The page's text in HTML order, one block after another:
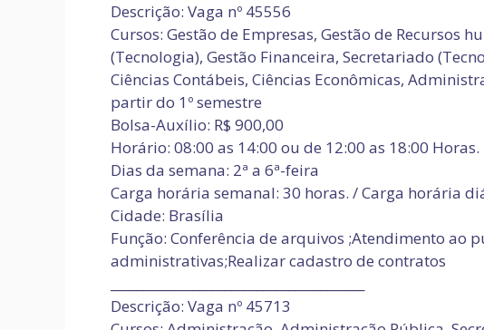
Descrição: Vaga nº 45556
Cursos: Gestão de Empresas, Gestão de Recursos
(Tecnologia), Gestão Financeira, Secretariado
Ciências Contábeis, Ciências Econômicas,
partir do 1º semestre
Bolsa-Auxílio: R$ 900,00
Horário: 08:00 as 14:00 ou de 12:00 as 18:00 Horas.
Dias da semana: 2ª a 6ª-feira
Carga horária semanal: 30 horas. / Carga horária
Cidade: Brasília
Função: Conferência de arquivos ;Atendimento ao
administrativas;Realizar cadastro de contratos
Descrição: Vaga nº 45713